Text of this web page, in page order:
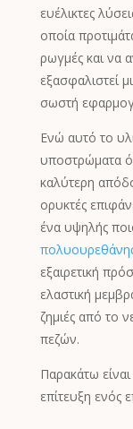
ευέλικτες
οποία
ρωγμές και να
εξασφαλιστεί
σωστή
Ενώ αυτό το
υποστρώματα
καλύτερη
ορυκτές
ένα υψηλής
εξαιρετική
ελαστική
ζημιές από το
πεζών.
Παρακάτω
επίτευξη ενός